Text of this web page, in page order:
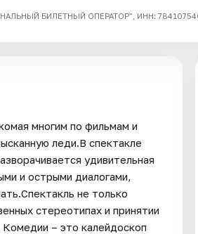
БИЛЕТНЫЙ ОПЕРАТОР", ИНН: 7841075409
многим по фильмам и
леди.В спектакле
удивительная
и острыми диалогами,
не только
стереотипах и принятии
– это калейдоскоп